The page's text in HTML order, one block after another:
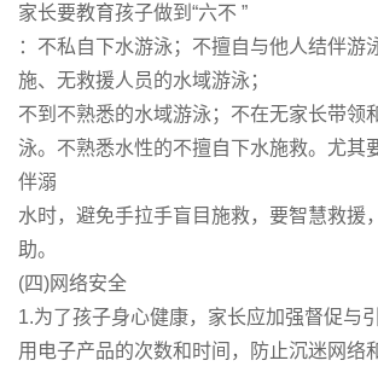
家长要教育孩子做到“六不 ”
：不私自下水游泳；不擅自与他人结伴游
施、无救援人员的水域游泳；
不到不熟悉的水域游泳；不在无家长带领
泳。不熟悉水性的不擅自下水施救。尤其
伴溺
水时，避免手拉手盲目施救，要智慧救援
助。
(四)网络安全
1.为了孩子身心健康，家长应加强督促与
用电子产品的次数和时间，防止沉迷网络